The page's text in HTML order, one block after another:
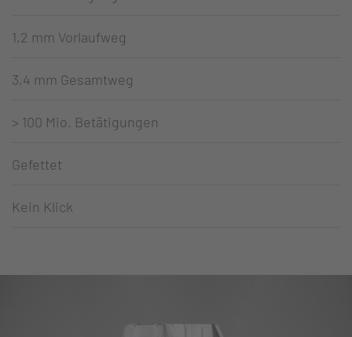
1,2 mm Vorlaufweg
3,4 mm Gesamtweg
> 100 Mio. Betätigungen
Gefettet
Kein Klick